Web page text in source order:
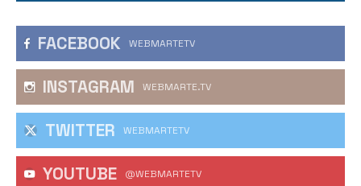
FACEBOOK WEBMARTETV
INSTAGRAM WEBMARTE.TV
TWITTER WEBMARTETV
YOUTUBE @WEBMARTETV